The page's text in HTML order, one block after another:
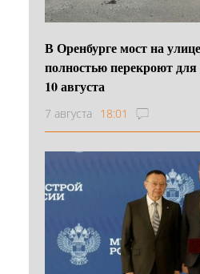
В Оренбурге мост на
полностью перекроют
10 августа
7 августа 18:01